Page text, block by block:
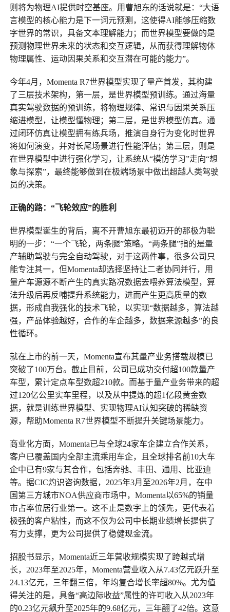
则将为物理AI提供时空基座。用曹旭东的话说就是：“大语
言模型的核心能力是下一词元预测，这使得AI能够压缩数
字世界的常识，具备文本理解能力；而世界模型要做的是
预测物理世界未来的状态和交互逻辑，从而获得理解物体
物理属性、运动因果关系和交互潜在可能的能力”。
今年4月，Momenta R7世界模型实现了量产首发，其构建
了三层技术架构，第一层，是世界模型预训练。通过海量
真实驾驶数据的预训练，将物理规律、常识与因果关系压
缩进模型，让模型懂物理；第二层，是世界模型仿真。通
过闭环仿真让模型拥有练兵场，推演自身行为变化时世界
将如何演变，并对长尾场景进行性能评估；第三层，则是
在世界模型中进行强化学习，让系统从“模仿学习”走向“想
象与探索”，最终能够做到在极端场景中做出超越人类驾驶
员的决策。
正确的路：“飞轮效应”的胜利
世界模型诞生的背后，离不开曹旭东最初迈开的那极为聪
明的一步：“一个飞轮，两条腿”策略。“两条腿”指的是量
产辅助驾驶与完全自动驾驶，对于这两件事，很多公司只
能专注其一，但Momenta却选择坚持让二者协同并行，用
量产车源源不断产生的真实路况数据去喂养算法模型，算
法升级后再反哺提升系统能力，进而产生更高质量的数
据，形成自我强化的技术飞轮，以实现“数据越多，算法越
强，产品体验越好，合作的车企越多，数据来源越多”的良
性循环。
就在上市的前一天，Momenta宣布其量产业务搭载规模已
突破了100万台。截止目前，公司已成功交付超100款量产
车型，累计定点车型数超210款。而基于量产业务带来的超
过120亿公里实车里程，以及从中提炼的超1亿段黄金数
据，就是训练世界模型、实现物理AI认知突破的稀缺资
源，帮助Momenta R7世界模型不断提升关键场景能力。
商业化方面，Momenta已与全球24家车企建立合作关系，
客户已覆盖国内全部主流乘用车企，且全球排名前10大车
企中已有9家与其合作，包括奔驰、丰田、通用、比亚迪
等。据CIC灼识咨询数据，2025年3月至2026年2月，在中
国第三方城市NOA供应商市场中，Momenta以65%的销量
市占率位居行业第一。这不止是数字上的领先，更代表着
极强的客户粘性，而这不仅为公司中长期业绩增长提供了
有力支撑，更为公司提供了稳健现金流。
招股书显示，Momenta近三年营收规模实现了跨越式增
长，2023年至2025年，Momenta营业收入从7.43亿元跃升至
24.13亿元，三年翻三倍，年均复合增长率超80%。尤为值
得关注的是，具备“高边际收益”属性的许可收入从2023年
的0.23亿元飙升至2025年的9.68亿元，三年翻了42倍。这意